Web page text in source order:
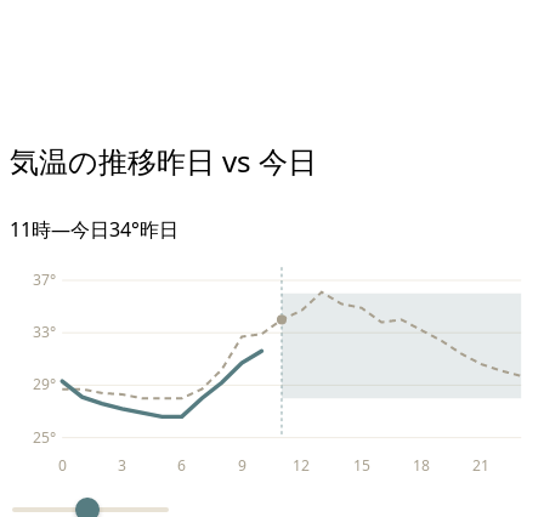
気温の推移昨日 vs 今日
11時—今日34°昨日
25°
29°
33°
37°
0 3 6 9 12 15 18 21